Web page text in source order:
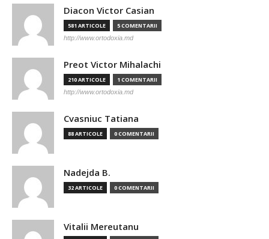
Diacon Victor Casian
581 ARTICOLE 5 COMENTARII
http://www.ortodoxia.md
Preot Victor Mihalachi
210 ARTICOLE 1 COMENTARII
http://www.ortodoxia.md
Cvasniuc Tatiana
88 ARTICOLE 0 COMENTARII
Nadejda B.
32 ARTICOLE 0 COMENTARII
Vitalii Mereutanu